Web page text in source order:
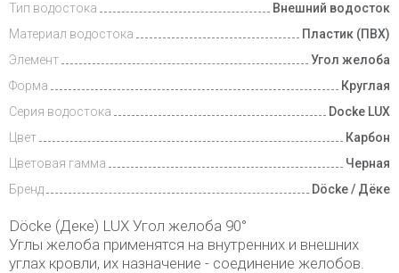
Тип водостока
Внешний водосток
Материал водостока
Пластик (ПВХ)
Элемент
Угол желоба
Форма
Круглая
Серия водостока
Docke LUX
Цвет
Карбон
Цветовая гамма
Черная
Бренд
Döcke / Дёке
Döcke (Деке) LUX Угол желоба 90°
Углы желоба применятся на внутренних и внешних
углах кровли, их назначение - соединение желобов.